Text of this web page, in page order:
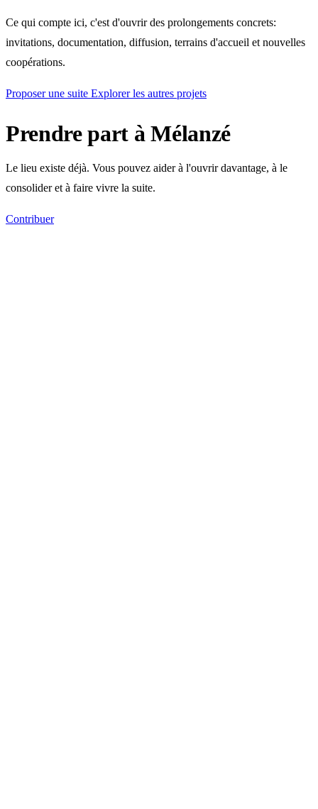
Ce qui compte ici, c'est d'ouvrir des prolongements concrets:
invitations, documentation, diffusion, terrains d'accueil et nouvelles
coopérations.
Proposer une suite Explorer les autres projets
Prendre part à Mélanzé
Le lieu existe déjà. Vous pouvez aider à l'ouvrir davantage, à le
consolider et à faire vivre la suite.
Contribuer